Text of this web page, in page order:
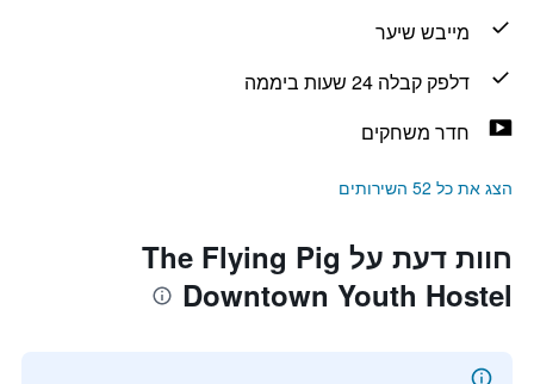
מייבש שיער
דלפק קבלה 24 שעות ביממה
חדר משחקים
הצג את כל 52 השירותים
חוות דעת על The Flying Pig
Downtown Youth Hostel